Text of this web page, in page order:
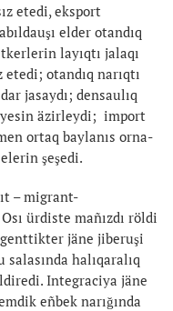
etedi, eksport
elder otan­dıq
layıqtı jalaqı
otandıq narıqtı
jasaydı; densaulıq
äzirleydi; import
ortaq baylanıs orna­
şeşedi.
– migrant-
ürdiste mañızdı röldi
jäne jiberuşi
halıqaralıq
Integraciya jäne
eñbek narığında